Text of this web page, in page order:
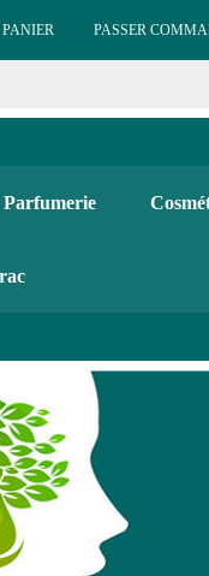
PASSER
:
Parfumerie